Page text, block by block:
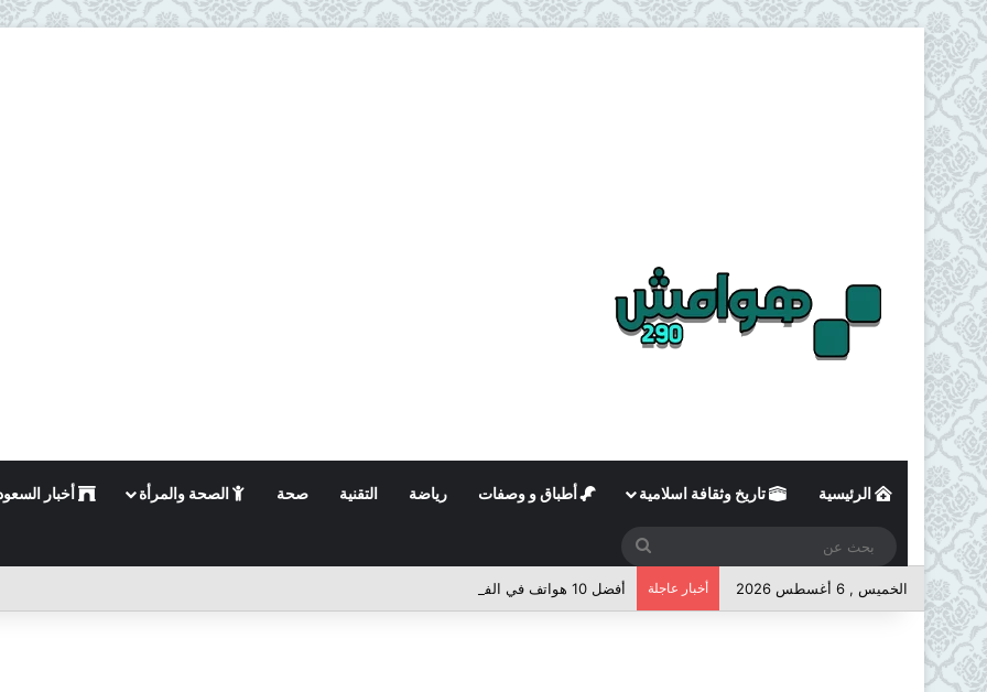
الرئيسية تاريخ وثقافة اسلامية أطباق و وصفات رياضة التقنية صحة الصحة والمرأة أخبار
عن
الخميس , 6 أغسطس 2026 أخبار عاجلة أفضل 10 هواتف في الفئة المتوسطة لعام 2026